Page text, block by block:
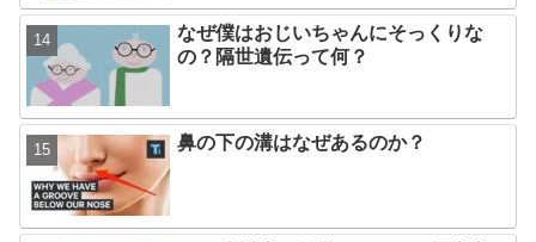
なぜ僕はおじいちゃんにそっくりな
の？隔世遺伝って何？
鼻の下の溝はなぜあるのか？